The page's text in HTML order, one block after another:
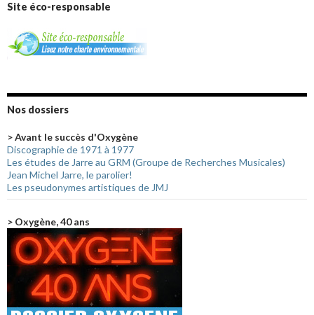
Site éco-responsable
Nos dossiers
> Avant le succès d'Oxygène
Discographie de 1971 à 1977
Les études de Jarre au GRM (Groupe de Recherches Musicales)
Jean Michel Jarre, le parolier!
Les pseudonymes artistiques de JMJ
> Oxygène, 40 ans